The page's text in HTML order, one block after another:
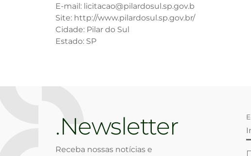
E-mail: licitacao@pilardosul.sp.gov.b
Site: http://www.pilardosul.sp.gov.br/
Cidade: Pilar do Sul
Estado: SP
Newsletter
Receba nossas notícias e